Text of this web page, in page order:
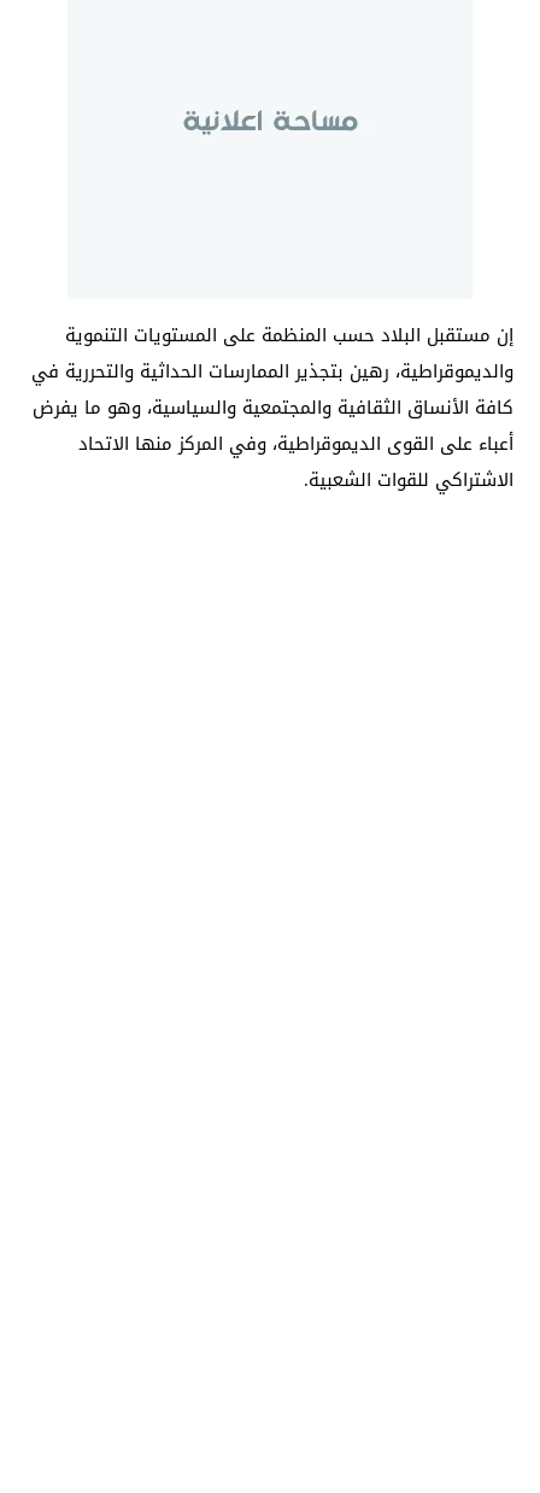
إن مستقبل البلاد حسب المنظمة على المستويات التنموية
والديموقراطية، رهين بتجذير الممارسات الحداثية والتحررية في
كافة الأنساق الثقافية والمجتمعية والسياسية، وهو ما يفرض
أعباء على القوى الديموقراطية، وفي المركز منها الاتحاد
الاشتراكي للقوات الشعبية.